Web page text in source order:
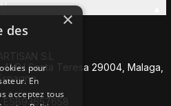
S.L
P.I Santa Teresa 29004, Malaga,
ESB93657658
×
des
pour
En
acceptez tous